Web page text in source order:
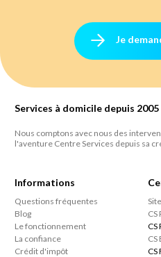
Je
Services à domicile depuis 2005
Nous comptons avec nous des
l'aventure Centre Services depuis sa
Informations
Questions fréquentes
Blog
Le fonctionnement
La confiance
Crédit d'impôt
CS
CS
CS